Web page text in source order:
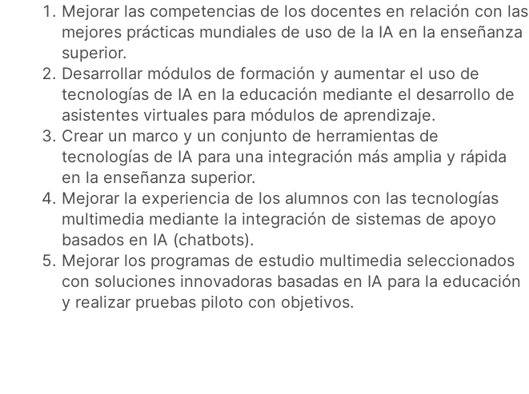
Mejorar las competencias de los docentes en relación con las
mejores prácticas mundiales de uso de la IA en la enseñanza
superior.
Desarrollar módulos de formación y aumentar el uso de
tecnologías de IA en la educación mediante el desarrollo de
asistentes virtuales para módulos de aprendizaje.
Crear un marco y un conjunto de herramientas de
tecnologías de IA para una integración más amplia y rápida
en la enseñanza superior.
Mejorar la experiencia de los alumnos con las tecnologías
multimedia mediante la integración de sistemas de apoyo
basados en IA (chatbots).
Mejorar los programas de estudio multimedia seleccionados
con soluciones innovadoras basadas en IA para la educación
y realizar pruebas piloto con objetivos.